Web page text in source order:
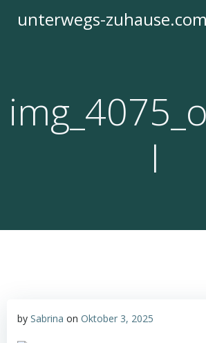
Inhalt
unterwegs-zuhause.com
l
by Sabrina on Oktober 3, 2025